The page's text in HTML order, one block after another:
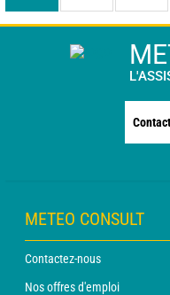
METEO CONSULT
Contactez-nous
Nos offres d'emploi